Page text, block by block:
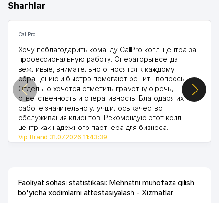
Sharhlar
CallPro
Хочу поблагодарить команду CallPro колл-центра за
профессиональную работу. Операторы всегда
вежливые, внимательно относятся к каждому
обращению и быстро помогают решить вопросы.
Отдельно хочется отметить грамотную речь,
ответственность и оперативность. Благодаря их
работе значительно улучшилось качество
обслуживания клиентов. Рекомендую этот колл-
центр как надежного партнера для бизнеса.
Vip Brand 31.07.2026 11:43:39
Faoliyat sohasi statistikasi: Mehnatni muhofaza qilish
bo'yicha xodimlarni attestasiyalash - Xizmatlar